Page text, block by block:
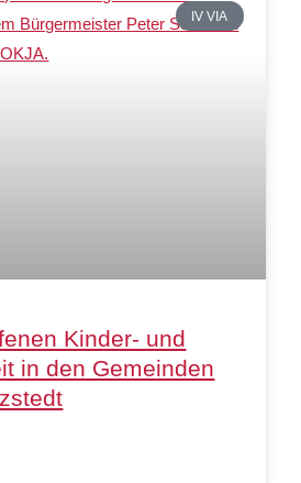
IV VIA
Kinder- und
in den Gemeinden